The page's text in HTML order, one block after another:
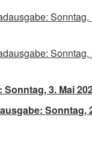
3. Mai
Sonntag,